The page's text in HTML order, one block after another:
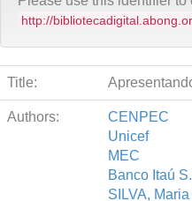
http://
Title:
Authors:
CENPEC
Unicef
MEC
Banco Itaú
SILVA,